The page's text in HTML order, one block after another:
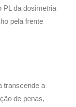
PL da dosimetria
pela frente
transcende a
de penas,